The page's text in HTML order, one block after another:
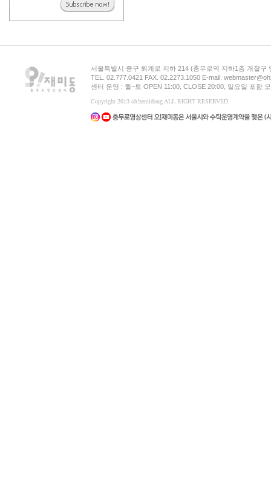
서울특별시 중구 퇴계로 지하 214 (충무로역 지하1층 개찰구
TEL. 02.777.0421 FAX. 02.2273.1050 E-mail.
센터 운영 : 월~토 OPEN 11:00, CLOSE 20:00, 일요일 포함
Copyright 2013 oh!zemidong ALL RIGHT RESERVED.